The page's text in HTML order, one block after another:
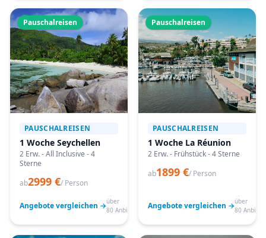
Pauschalreisen
PAUSCHALREISEN
1 Woche Seychellen
2 Erw. - All Inclusive - 4
Sterne
ab2999 €/ Person
Angebote vergleichen →über
80 Anbieter
Pauschalreisen
PAUSCHALREISEN
1 Woche La Réunion
2 Erw. - Frühstück - 4 Sterne
ab1899 €/ Person
Angebote vergleichen →über
80